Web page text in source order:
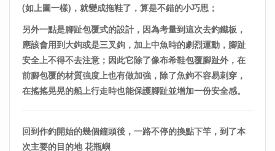
(如上圖一樣)，就變成拖鞋了，算是不錯的小巧思；
另外一點是腳趾包覆式的設計，因為考量到這次去釣鐵板，
應該會用到大鉤或是三叉鉤，加上中魚時的劇烈運動，腳趾
安全上不得不去注意；因此它除了像布希鞋包覆腳趾外，在
前腳包覆的材質強度上也有做加強，除了魚鉤不容易刺穿，
在搖搖晃晃的船上行走時也能保護腳趾並增加一份安全感。
回到作釣開始的幾個鐘頭後，一路不停的換點下竿，到了本
次主要的目的地 花瓶嶼